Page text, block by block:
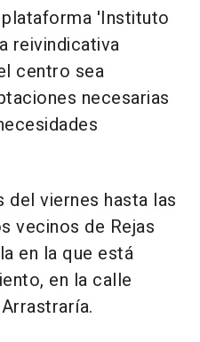
'Instituto
reivindicativa
centro sea
necesarias
del viernes hasta las
vecinos de Rejas
en la que está
en la calle